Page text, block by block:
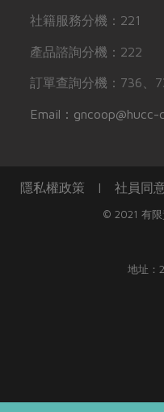
社籍服務分機：221
產品諮詢分機：222
訂單查詢分機：736、
Email：
隱私權政策 | 社員同
© 2021 有限
地址：